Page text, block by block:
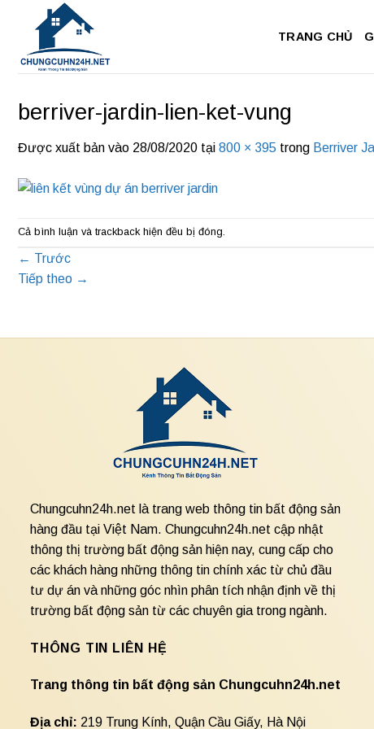
dung
TRANG CHỦ
berriver-jardin-lien-ket-vung
Được xuất bản vào 28/08/2020 tại 800 × 395 trong Berriver
Cả bình luận và trackback hiện đều bị đóng.
← Trước
Tiếp theo →
Chungcuhn24h.net là trang web thông tin bất động sản
hàng đầu tại Việt Nam. Chungcuhn24h.net cập nhật
thông thị trường bất động sản hiện nay, cung cấp cho
các khách hàng những thông tin chính xác từ chủ đầu
tư dự án và những góc nhìn phân tích nhận định về thị
trường bất động sản từ các chuyên gia trong ngành.
THÔNG TIN LIÊN HỆ
Trang thông tin bất động sản Chungcuhn24h.net
Địa chỉ: 219 Trung Kính, Quận Cầu Giấy, Hà Nội